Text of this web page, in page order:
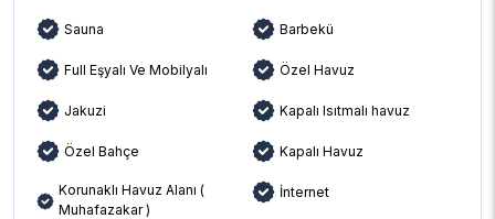
Sauna Barbekü
Full Eşyalı Ve Mobilyalı Özel Havuz
Jakuzi Kapalı Isıtmalı havuz
Özel Bahçe Kapalı Havuz
Korunaklı Havuz Alanı (
Muhafazakar )
İnternet